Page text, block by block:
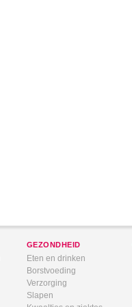
GEZONDHEID
Eten en drinken
Borstvoeding
Verzorging
Slapen